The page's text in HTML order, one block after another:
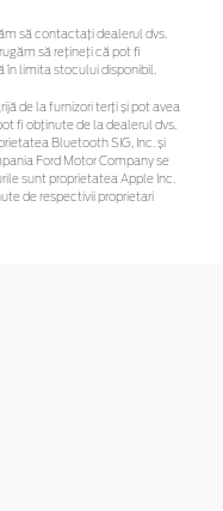
să contactaţi dealerul dvs.
să rețineți că pot fi
în limita stocului disponibil.
de la furnizori terți și pot avea
fi obținute de la dealerul dvs.
Bluetooth SIG, Inc. și
Ford Motor Company se
sunt proprietatea Apple Inc.
de respectivii proprietari